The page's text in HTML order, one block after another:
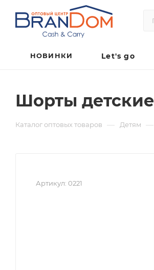
НОВИНКИ Let's go
Шорты детские
Каталог оптовых товаров — Детям —
Артикул: 0221